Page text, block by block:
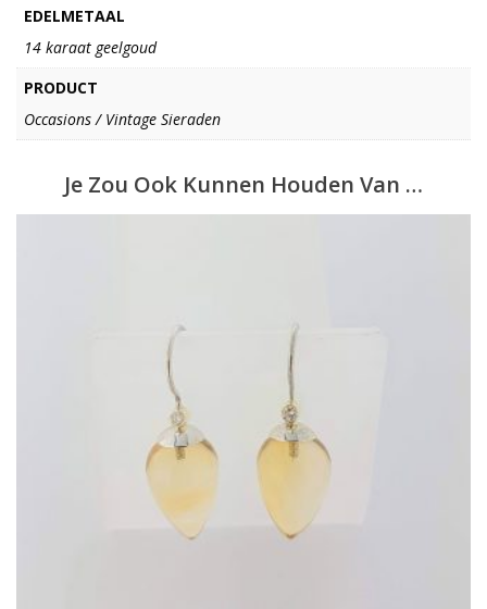
EDELMETAAL
14 karaat geelgoud
PRODUCT
Occasions / Vintage Sieraden
Je Zou Ook Kunnen Houden Van …